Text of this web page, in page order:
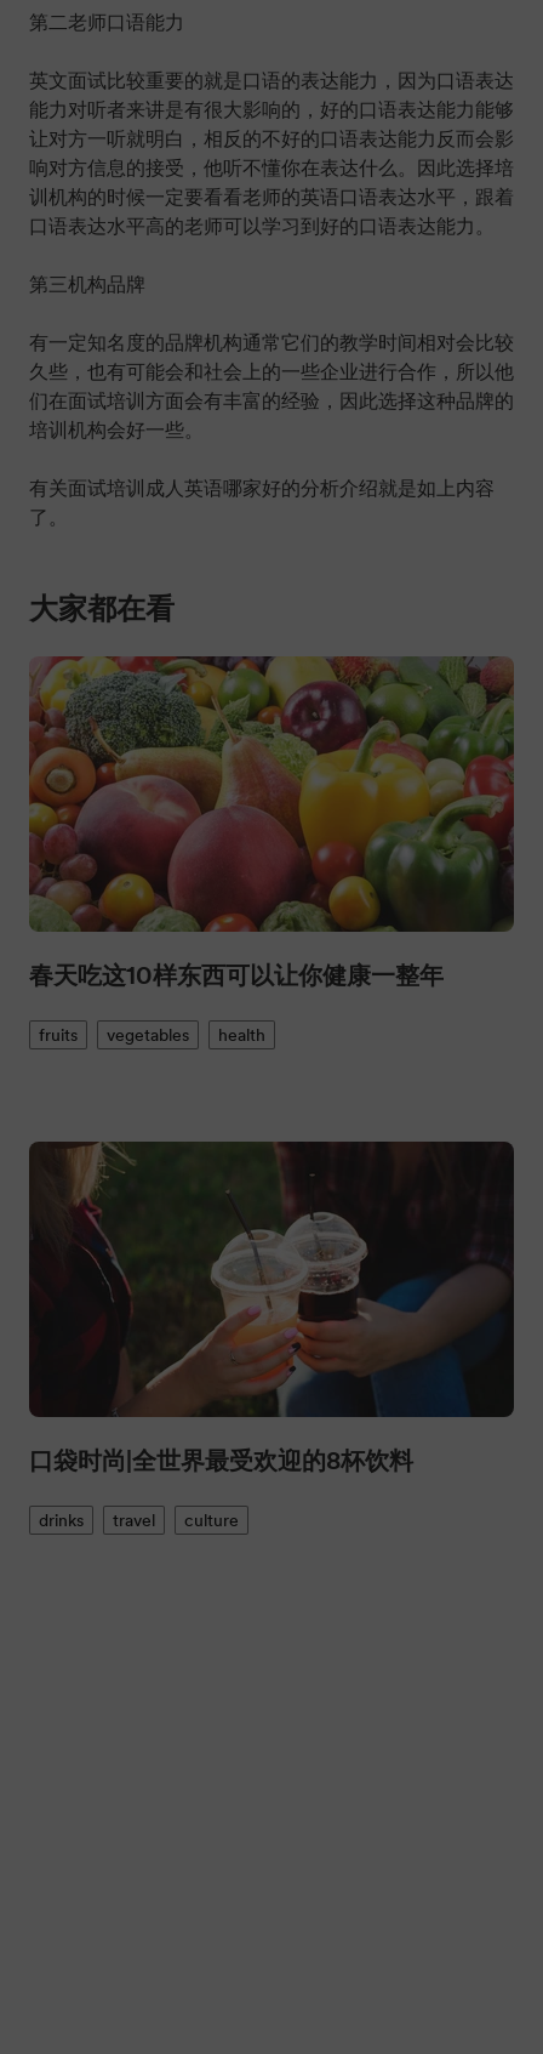
第二老师口语能力
英文面试比较重要的就是口语的表达能力，因为口语表达
能力对听者来讲是有很大影响的，好的口语表达能力能够
让对方一听就明白，相反的不好的口语表达能力反而会影
响对方信息的接受，他听不懂你在表达什么。因此选择培
训机构的时候一定要看看老师的英语口语表达水平，跟着
口语表达水平高的老师可以学习到好的口语表达能力。
第三机构品牌
有一定知名度的品牌机构通常它们的教学时间相对会比较
久些，也有可能会和社会上的一些企业进行合作，所以他
们在面试培训方面会有丰富的经验，因此选择这种品牌的
培训机构会好一些。
有关面试培训成人英语哪家好的分析介绍就是如上内容
了。
春天吃这10样东西可以让你健康一整年
fruits vegetables health
口袋时尚|全世界最受欢迎的8杯饮料
drinks travel culture